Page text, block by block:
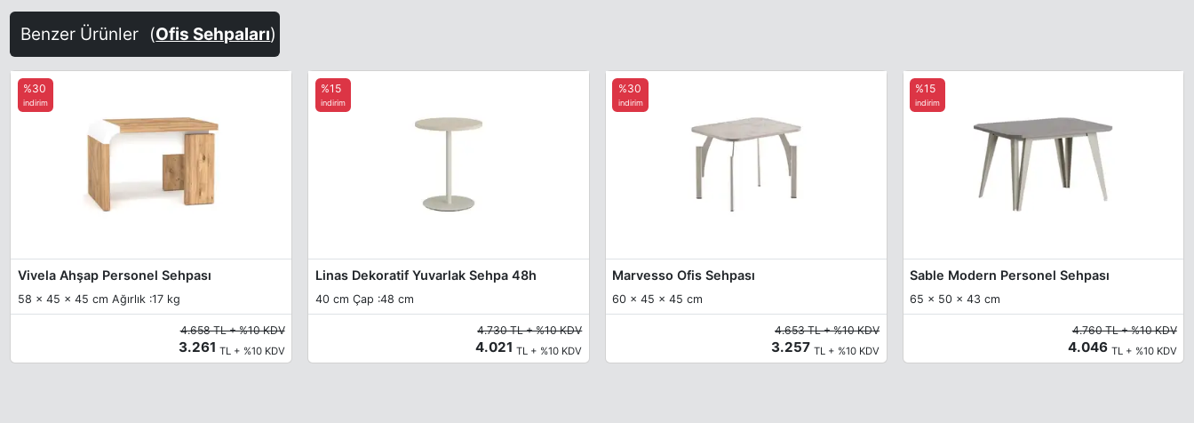
Benzer Ürünler (Ofis Sehpaları)
Vivela Ahşap Personel Sehpası
58 x 45 x 45 cm Ağırlık :17 kg
%30
indirim
4.658 TL + %10 KDV
3.261 TL + %10 KDV
Linas Dekoratif Yuvarlak Sehpa 48h
40 cm Çap :48 cm
%15
indirim
4.730 TL + %10 KDV
4.021TL + %10 KDV
Marvesso Ofis Sehpası
60 x 45 x 45 cm
%30
indirim
4.653 TL + %10 KDV
3.257TL + %10 KDV
Sable Modern Personel Sehpası
65 x 50 x 43 cm
%15
indirim
4.760 TL + %10 KDV
4.046 TL + %10 KDV